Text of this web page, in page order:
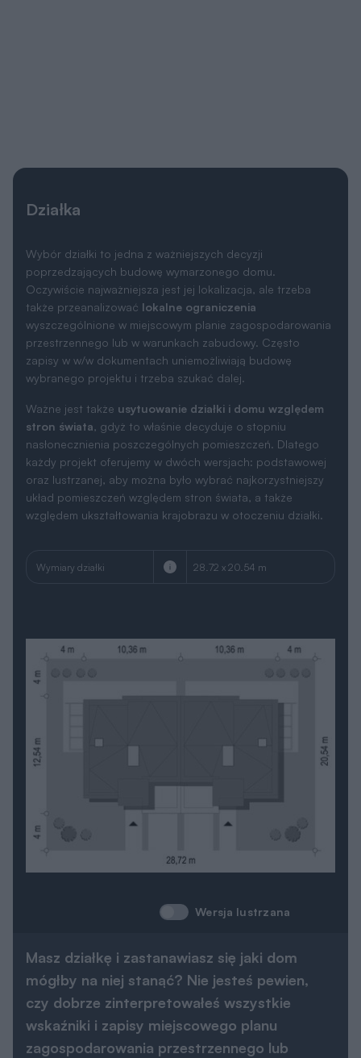
Działka
Wybór działki to jedna z ważniejszych decyzji
poprzedzających budowę wymarzonego domu.
Oczywiście najważniejsza jest jej lokalizacja, ale trzeba
także przeanalizować lokalne ograniczenia
wyszczególnione w miejscowym planie zagospodarowania
przestrzennego lub w warunkach zabudowy. Często
zapisy w w/w dokumentach uniemożliwiają budowę
wybranego projektu i trzeba szukać dalej.
Ważne jest także usytuowanie działki i domu względem
stron świata, gdyż to właśnie decyduje o stopniu
nasłonecznienia poszczególnych pomieszczeń. Dlatego
każdy projekt oferujemy w dwóch wersjach: podstawowej
oraz lustrzanej, aby można było wybrać najkorzystniejszy
układ pomieszczeń względem stron świata, a także
względem ukształtowania krajobrazu w otoczeniu działki.
Wymiary działki 28.72 x 20.54 m
Wersja lustrzana
Masz działkę i zastanawiasz się jaki dom
mógłby na niej stanąć? Nie jesteś pewien,
czy dobrze zinterpretowałeś wszystkie
wskaźniki i zapisy miejscowego planu
zagospodarowania przestrzennego lub